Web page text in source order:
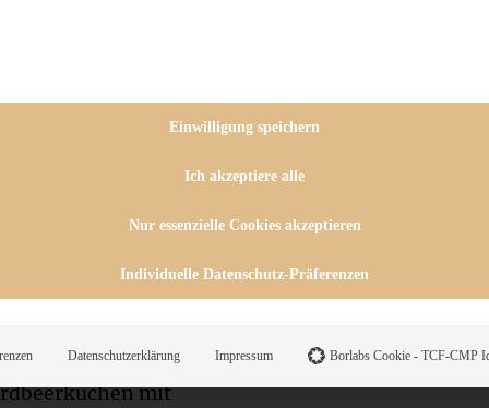
mit Glibber“ wollte, habe
von himmlisch lecker und
wegen – unter den
den habe ich mir aber
paar Mandelplättchen rings
aus. Außerdem habe ich
den Vanillepudding gepackt,
(insbesondere natürlich mein
Herren hier selten und den
mit
Einwilligung speichern
Ich akzeptiere alle
Nur essenzielle Cookies akzeptieren
Individuelle Datenschutz-Präferenzen
Datenschutzerklärung Impressum Borlabs Cookie - TCF-CMP